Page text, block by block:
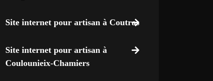
Site internet pour artisan à Coutras
Site internet pour artisan à
Coulounieix-Chamiers